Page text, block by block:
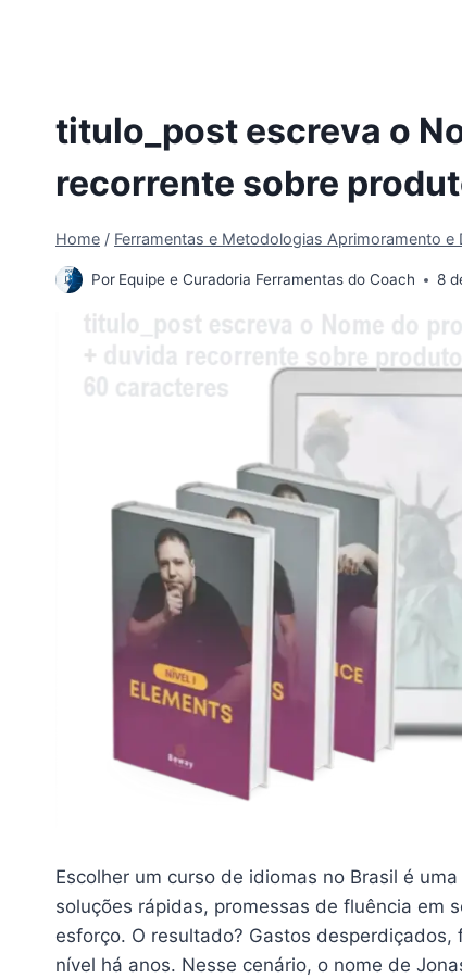
titulo_post escreva o
recorrente sobre
Home / Ferramentas e Metodologias Aprimoramento e
Por Equipe e Curadoria Ferramentas do Coach 8
Escolher um curso de idiomas no Brasil é
soluções rápidas, promessas de fluência em
esforço. O resultado? Gastos
nível há anos. Nesse cenário, o nome de